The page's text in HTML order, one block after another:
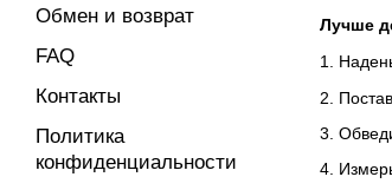
Лучше
1.
2.
3.
4.
Обмен и возврат
FAQ
Контакты
Политика
конфиденциальности